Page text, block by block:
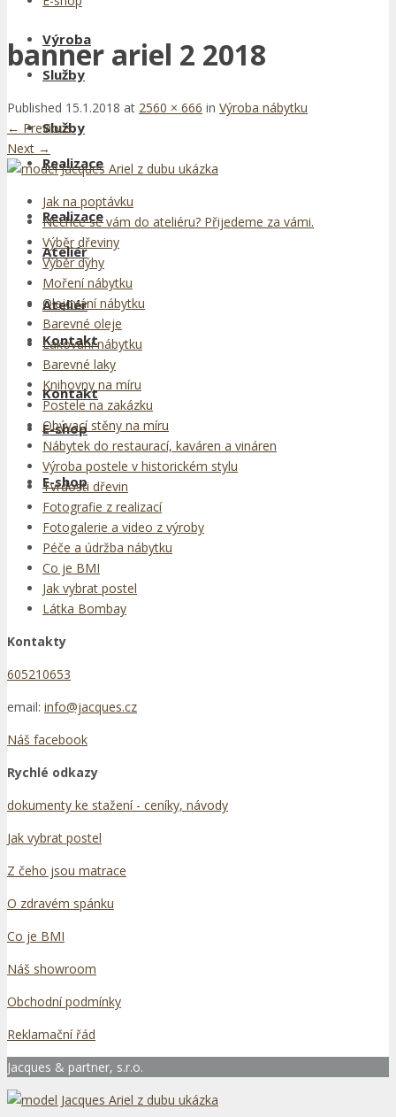
Služby
Realizace
Ateliér
Kontakt
E-shop
Výroba
Služby
Realizace
Ateliér
Kontakt
E-shop
banner ariel 2 2018
Published 15.1.2018 at 2560 × 666 in Výroba nábytku
← Previous
Next →
Jak na poptávku
Nechce se vám do ateliéru? Přijedeme za vámi.
Výběr dřeviny
Výběr dýhy
Moření nábytku
Olejování nábytku
Barevné oleje
Lakování nábytku
Barevné laky
Knihovny na míru
Postele na zakázku
Obývací stěny na míru
Nábytek do restaurací, kaváren a vináren
Výroba postele v historickém stylu
Tvrdosti dřevin
Fotografie z realizací
Fotogalerie a video z výroby
Péče a údržba nábytku
Co je BMI
Jak vybrat postel
Látka Bombay
Kontakty
605210653
email: info@jacques.cz
Náš facebook
Rychlé odkazy
dokumenty ke stažení - ceníky, návody
Jak vybrat postel
Z čeho jsou matrace
O zdravém spánku
Co je BMI
Náš showroom
Obchodní podmínky
Reklamační řád
Jacques & partner, s.r.o.